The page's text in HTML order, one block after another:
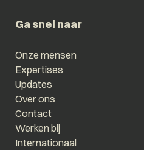
Ga snel naar
Onze mensen
Expertises
Updates
Over ons
Contact
Werken bij
Internationaal